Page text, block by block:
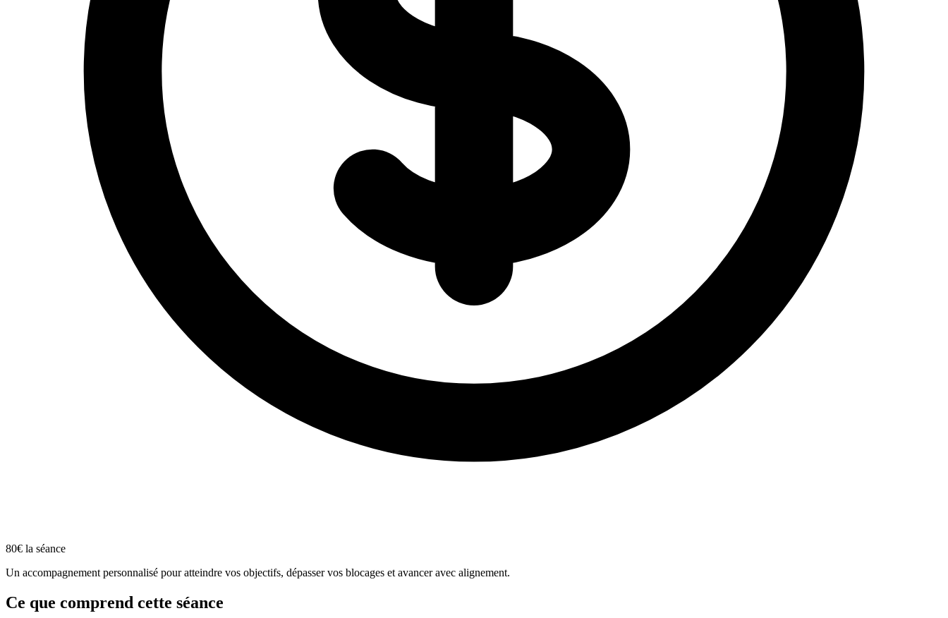
80€ la séance
Un accompagnement personnalisé pour atteindre vos objectifs, dépasser vos blocages et avancer avec alignement.
Ce que comprend cette séance